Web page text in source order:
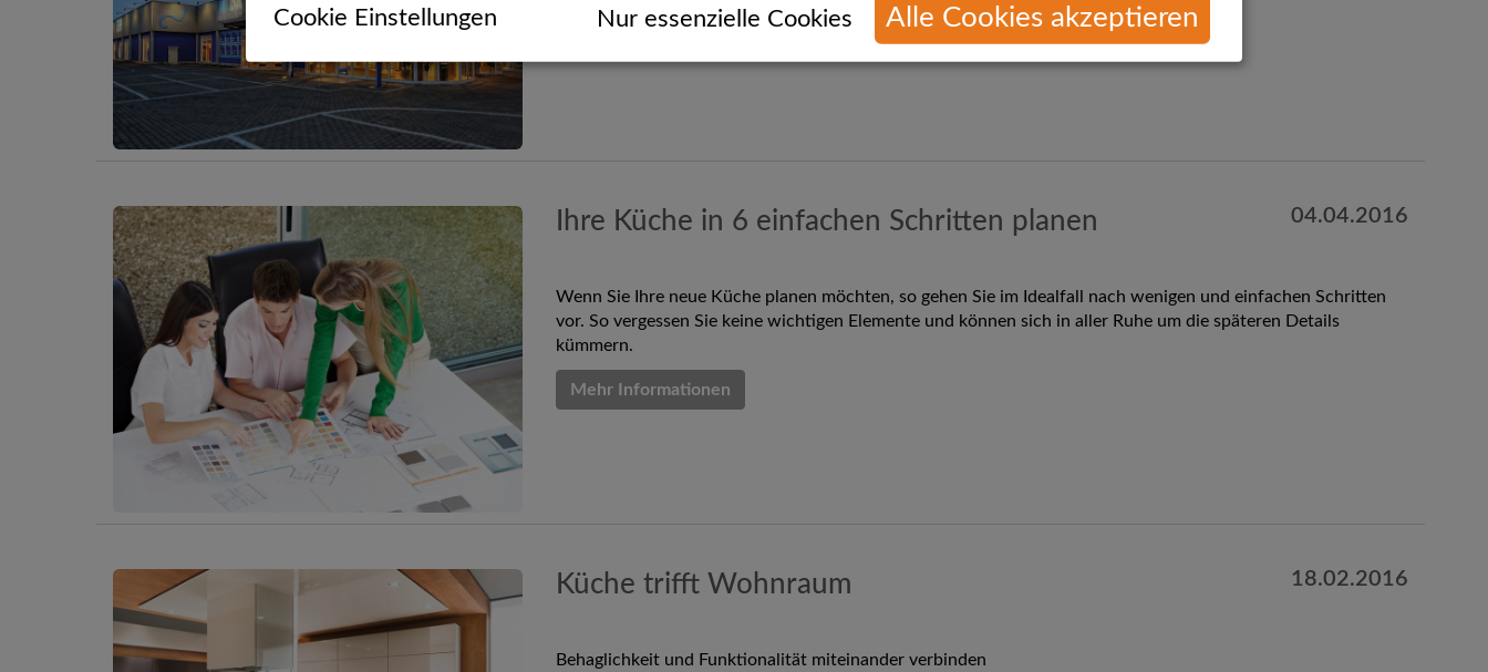
Mehr Informationen
Ihre Küche in 6 einfachen Schritten planen 04.04.2016
Wenn Sie Ihre neue Küche planen möchten, so gehen Sie im Idealfall nach wenigen und einfachen Schritten
vor. So vergessen Sie keine wichtigen Elemente und können sich in aller Ruhe um die späteren Details
kümmern.
Mehr Informationen
Küche trifft Wohnraum 18.02.2016
Behaglichkeit und Funktionalität miteinander verbinden
Cookie Einstellungen Nur essenzielle Cookies Alle Cookies akzeptieren